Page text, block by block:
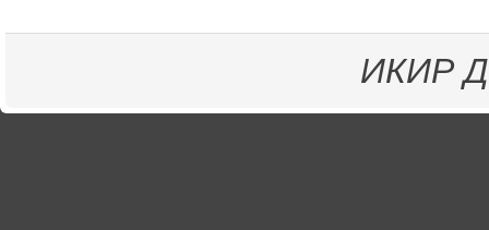
ИКИР